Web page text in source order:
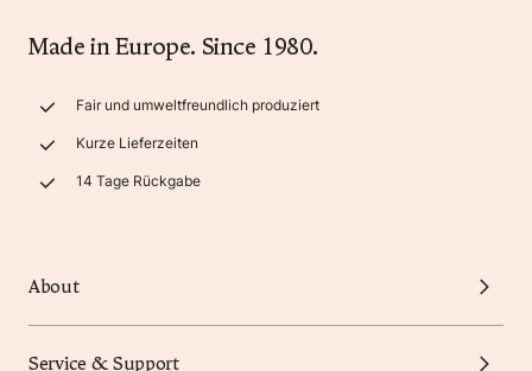
Made in Europe. Since 1980.
Fair und umweltfreundlich produziert
Kurze Lieferzeiten
14 Tage Rückgabe
About
Service & Support